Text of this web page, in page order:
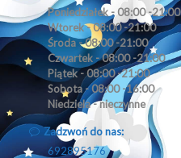
Poniedziałek - 08:00 -21:00
Wtorek - 08:00 -21:00
Środa - 08:00 -21:00
Czwartek - 08:00 -21:00
Piątek - 08:00 -21:00
Sobota - 08:00 -16:00
Niedziela - nieczynne
Zadzwoń do nas:
692895176